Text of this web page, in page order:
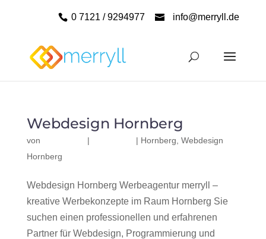
0 7121 / 9294977 info@merryll.de
Webdesign Hornberg
von | | Hornberg Webdesign
Hornberg
Webdesign Hornberg Werbeagentur merryll –
kreative Werbekonzepte im Raum Hornberg Sie
suchen einen professionellen und erfahrenen
Partner für Webdesign, Programmierung und